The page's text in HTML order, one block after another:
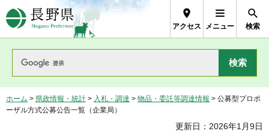
長野県Nagano Prefecture
アクセス メニュー 検索
ホーム > 県政情報・統計 > 入札・調達 > 物品・委託等調達情報 > 公募型プロポ
ーザル方式公募公告一覧（企業局）
更新日：2026年1月9日